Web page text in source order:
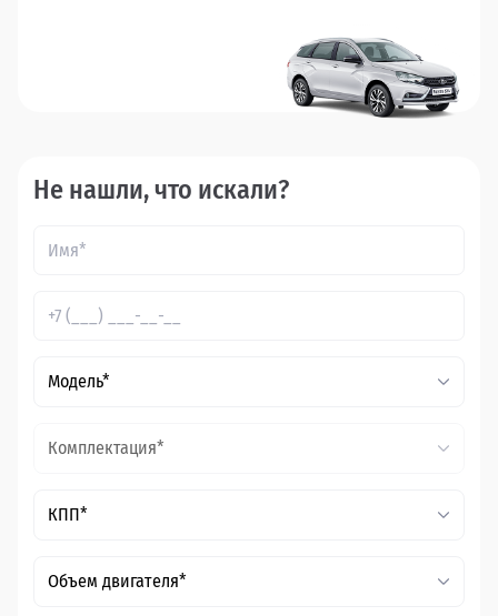
Не нашли, что искали?
Модель*
Комплектация*
КПП*
Объем двигателя*